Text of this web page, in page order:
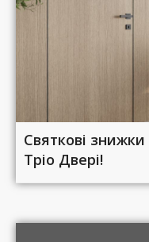
Святкові
Тріо Двері!